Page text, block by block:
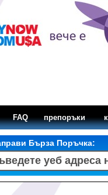
FAQ препоръки
Бърза Поръчка: